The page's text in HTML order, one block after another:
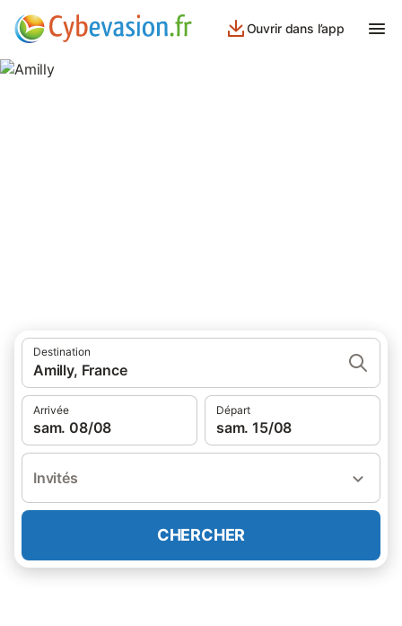
Ouvrir dans l’app
Destination
Amilly, France
Arrivée
sam. 08/08
Départ
sam. 15/08
Invités
CHERCHER